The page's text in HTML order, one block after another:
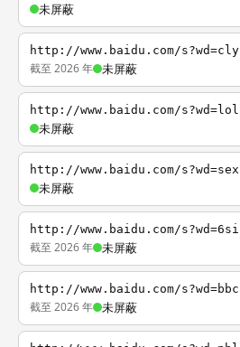
未屏蔽
http://www.baidu.com/s?wd=cly
截至 2026 年 未屏蔽
http://www.baidu.com/s?wd=lol
未屏蔽
http://www.baidu.com/s?wd=sex
未屏蔽
http://www.baidu.com/s?wd=6si
截至 2026 年 未屏蔽
http://www.baidu.com/s?wd=bbc
截至 2026 年 未屏蔽